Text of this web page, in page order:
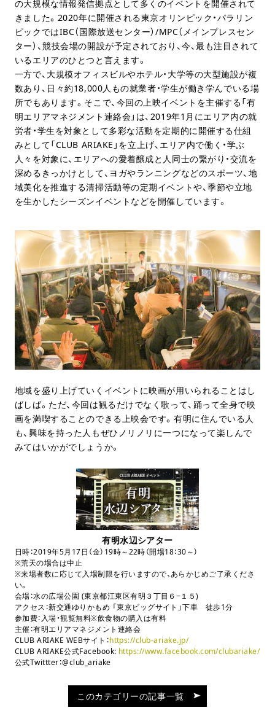
の大規模な情報発信拠点として多くのイベントを開催されて
きました。2020年に開催される東京オリンピック・パラリン
ピックではIBC（国際放送センター）/MPC（メインプレスセン
ター）、競技会場の開設が予定されており、今、最も注目されて
いるエリアのひとつと言えます。
一方で、大規模オフィスビルやホテル・大学等の大型施設が複
数あり、日々約18,000人もの就業者・学生が働き学んでいる場
所でもあります。そこで、今回の上映イベントを主催する「有
明エリアマネジメント連絡会」は、2019年1月にエリア内の就
労者・学生を対象として多彩な活動を定期的に開催する仕組
みとして「CLUB ARIAKE」を立上げ、エリア内で働く・学ぶ
人々を対象に、エリアへの愛着醸成と人同士の繋がり・交流を
深めるきっかけとして、ヨガやランニングなどのスポーツ、地
域美化を推進する清掃活動等の定期イベントや、季節や立地
を生かしたシーズンイベントなどを開催しています。
地域を盛り上げていくイベントに映画が用いられることはし
ばしば。ただ、今回は観るだけでなく歌って、踊って全身で映
画を満喫することのできる上映会です。有明に住んでいる人
も、興味を持った人もぜひノリノリに一つになって楽しんで
みてはいかがでしょうか。
有明水辺シアター
日時：2019年5月17日（金）19時～22時（開場18：30～）
※荒天の場合は中止
※来場者数に応じて入場制限を行いますので、あらかじめご了承くださ
い。
会場：水の広場公園 (東京都江東区有明３丁目６−１５)
アクセス：新交通ゆりかもめ 「東京ビッグサイト」下車 徒歩1分
参加費：入場・観覧無料※飲食物の購入は有料
主催：有明エリアマネジメント連絡会
CLUB ARIAKE WEBサイト：https://club-ariake.jp/
CLUB ARIAKE公式Facebook: https://www.facebook.com/clubariake/
公式Twittter：@club_ariake
このカテゴリーの記事一覧